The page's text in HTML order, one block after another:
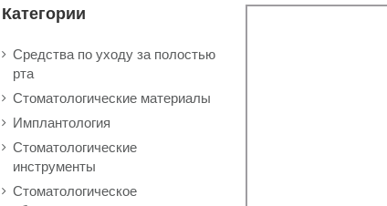
Категории
Средства по уходу за полостью
рта
Стоматологические материалы
Имплантология
Стоматологические
инструменты
Стоматологическое